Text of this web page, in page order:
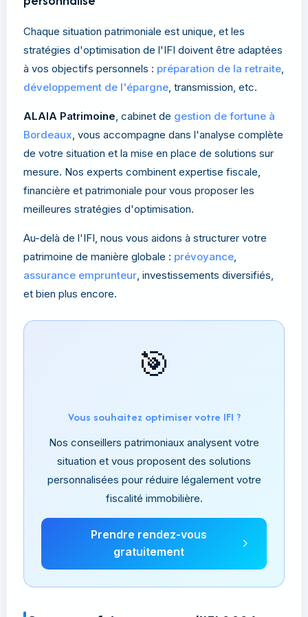
Chaque situation patrimoniale est unique, et les
stratégies d'optimisation de l'IFI doivent être adaptées
à vos objectifs personnels : préparation de la retraite,
développement de l'épargne, transmission, etc.
ALAIA Patrimoine, cabinet de gestion de fortune à
Bordeaux, vous accompagne dans l'analyse complète
de votre situation et la mise en place de solutions sur
mesure. Nos experts combinent expertise fiscale,
financière et patrimoniale pour vous proposer les
meilleures stratégies d'optimisation.
Au-delà de l'IFI, nous vous aidons à structurer votre
patrimoine de manière globale : prévoyance,
assurance emprunteur, investissements diversifiés,
et bien plus encore.
🎯
Vous souhaitez optimiser votre IFI ?
Nos conseillers patrimoniaux analysent votre
situation et vous proposent des solutions
personnalisées pour réduire légalement votre
fiscalité immobilière.
Prendre rendez-vous
gratuitement